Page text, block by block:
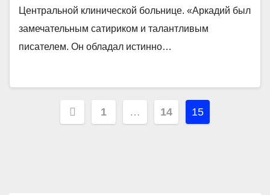
Центральной клинической больнице. «Аркадий был
замечательным сатириком и талантливым
писателем. Он обладал истинно…
Навигация
1 … 14 15